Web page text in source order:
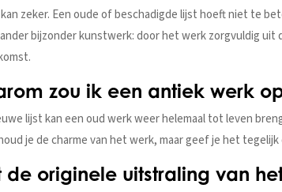
zeker. Een oude of beschadigde lijst hoeft niet te
bijzonder kunstwerk: door het werk zorgvuldig
zou ik een antiek werk
lijst kan een oud werk weer helemaal tot leven
je de charme van het werk, maar geef je het
de originele uitstraling van